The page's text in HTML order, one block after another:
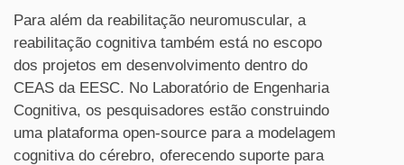
Para além da reabilitação neuromuscular, a
reabilitação cognitiva também está no escopo
dos projetos em desenvolvimento dentro do
CEAS da EESC. No Laboratório de Engenharia
Cognitiva, os pesquisadores estão construindo
uma plataforma open-source para a modelagem
cognitiva do cérebro, oferecendo suporte para